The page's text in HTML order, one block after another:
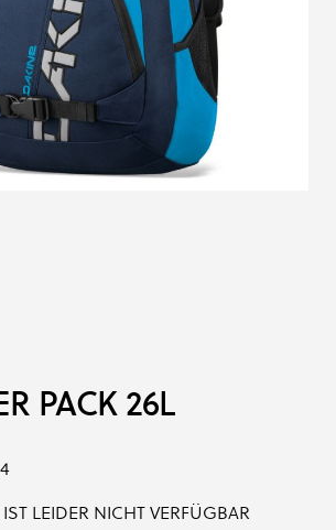
PACK 26L
LEIDER NICHT VERFÜGBAR